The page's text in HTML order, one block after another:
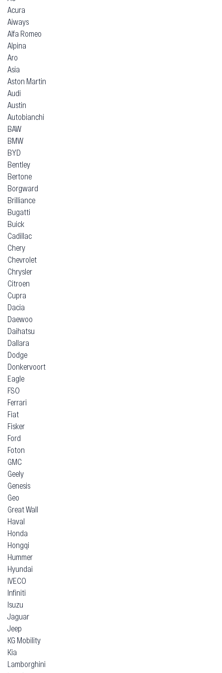
Acura
Aiways
Alfa Romeo
Alpina
Aro
Asia
Aston Martin
Audi
Austin
Autobianchi
BAW
BMW
BYD
Bentley
Bertone
Borgward
Brilliance
Bugatti
Buick
Cadillac
Chery
Chevrolet
Chrysler
Citroen
Cupra
Dacia
Daewoo
Daihatsu
Dallara
Dodge
Donkervoort
Eagle
FSO
Ferrari
Fiat
Fisker
Ford
Foton
GMC
Geely
Genesis
Geo
Great Wall
Haval
Honda
Hongqi
Hummer
Hyundai
IVECO
Infiniti
Isuzu
Jaguar
Jeep
KG Mobility
Kia
Lamborghini